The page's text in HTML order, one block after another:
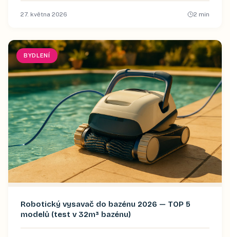
27. května 2026 2 min
BYDLENÍ
Robotický vysavač do bazénu 2026 — TOP 5
modelů (test v 32m³ bazénu)